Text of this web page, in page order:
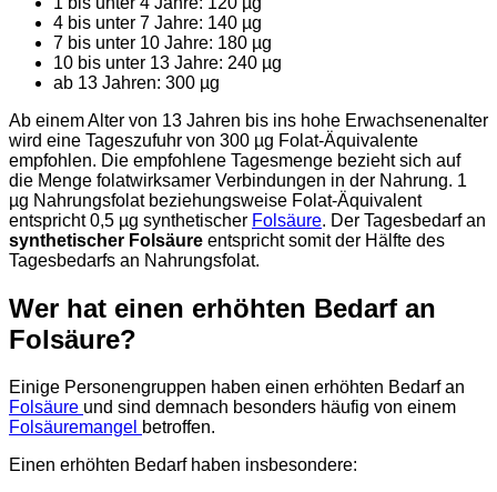
4 bis unter 7 Jahre: 140 µg
7 bis unter 10 Jahre: 180 µg
10 bis unter 13 Jahre: 240 µg
ab 13 Jahren: 300 µg
Ab einem Alter von 13 Jahren bis ins hohe Erwachsenenalter
wird eine Tageszufuhr von 300 µg Folat-Äquivalente
empfohlen. Die empfohlene Tagesmenge bezieht sich auf
die Menge folatwirksamer Verbindungen in der Nahrung. 1
µg Nahrungsfolat beziehungsweise Folat-Äquivalent
entspricht 0,5 µg synthetischer Folsäure. Der Tagesbedarf an
synthetischer Folsäure entspricht somit der Hälfte des
Tagesbedarfs an Nahrungsfolat.
Wer hat einen erhöhten Bedarf an
Folsäure?
Einige Personengruppen haben einen erhöhten Bedarf an
Folsäure und sind demnach besonders häufig von einem
Folsäuremangel betroffen.
Einen erhöhten Bedarf haben insbesondere: